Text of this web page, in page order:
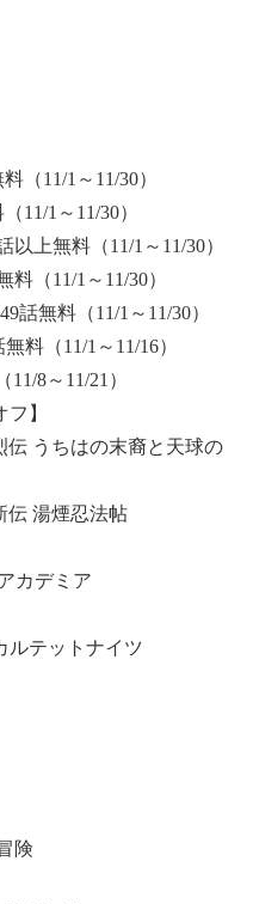
（11/1～11/30）
11/1～11/30）
以上無料（11/1～11/30）
（11/1～11/30）
話無料（11/1～11/30）
料（11/1～11/16）
8～11/21）
】
うちはの末裔と天球の
伝 湯煙忍法帖
カデミア
ルテットナイツ
険